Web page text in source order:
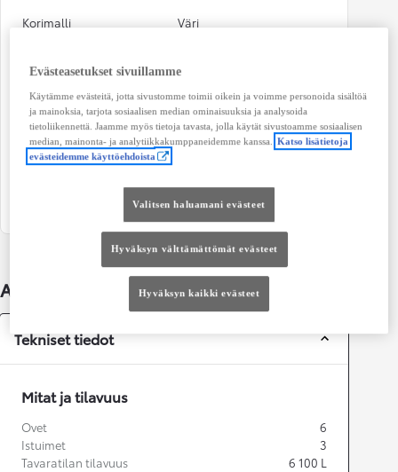
Korimalli
Väri
Käyttövoima
Sähkö
Teho
100 kw (134 hv)
Vaihteisto
Automaatti
Istuimet
3
Auton lisätiedot
Tekniset tiedot
Mitat ja tilavuus
Ovet
6
Istuimet
3
Tavaratilan tilavuus
6 100 L
Evästeasetukset sivuillamme
Käytämme evästeitä, jotta sivustomme toimii oikein ja voimme personoida sisältöä
ja mainoksia, tarjota sosiaalisen median ominaisuuksia ja analysoida
tietoliikennettä. Jaamme myös tietoja tavasta, jolla käytät sivustoamme sosiaalisen
median, mainonta- ja analytiikkakumppaneidemme kanssa.
Katso lisätietoja
evästeidemme käyttöehdoista
Valitsen haluamani evästeet
Hyväksyn välttämättömät evästeet
Hyväksyn kaikki evästeet